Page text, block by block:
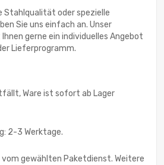
Stahlqualität oder spezielle
Sie uns einfach an. Unser
gerne ein individuelles Angebot
Lieferprogramm.
Ware ist sofort ab Lager
2-3 Werktage.
gewählten Paketdienst. Weitere